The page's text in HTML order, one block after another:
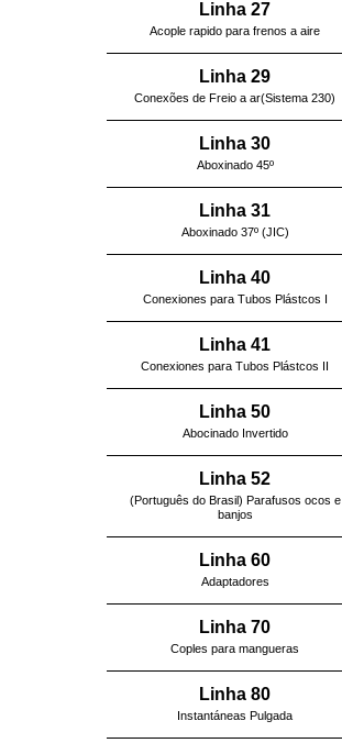
Linha 27
Acople rapido para frenos a aire
Linha 29
Conexões de Freio a ar(Sistema 230)
Linha 30
Aboxinado 45º
Linha 31
Aboxinado 37º (JIC)
Linha 40
Conexiones para Tubos Plástcos I
Linha 41
Conexiones para Tubos Plástcos II
Linha 50
Abocinado Invertido
Linha 52
(Português do Brasil) Parafusos ocos e
banjos
Linha 60
Adaptadores
Linha 70
Coples para mangueras
Linha 80
Instantáneas Pulgada